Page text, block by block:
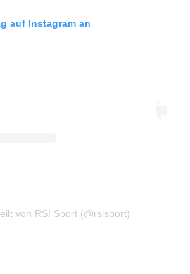
auf Instagram an
von RSI Sport (@rsisport)